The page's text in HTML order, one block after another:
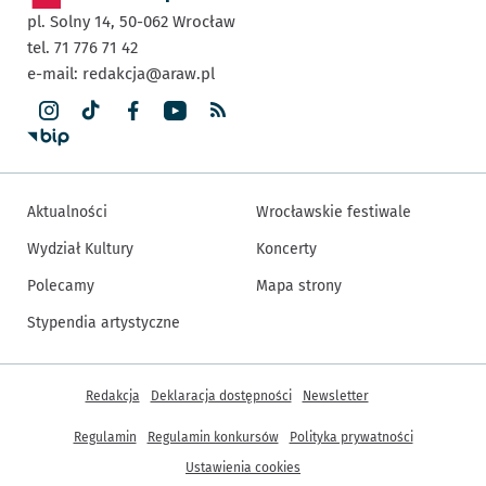
pl. Solny 14, 50-062 Wrocław
tel. 71 776 71 42
e-mail: redakcja@araw.pl
Aktualności
Wydział Kultury
Polecamy
Stypendia artystyczne
Wrocławskie festiwale
Koncerty
Mapa strony
Inne informacje
Redakcja Deklaracja dostępności Newsletter
Regulamin Regulamin konkursów
Polityka prywatności
Ustawienia cookies